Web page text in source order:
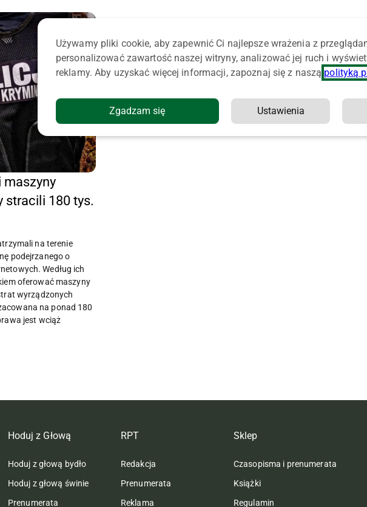
stracili 180 tys.
na terenie
podejrzanego o
Według ich
oferować maszyny
wyrządzonych
na ponad 180
jest wciąż
Hoduj z Głową
Hoduj z głową bydło
Hoduj z głową świnie
Prenumerata
RPT
Redakcja
Prenumerata
Reklama
Sklep
Czasopisma i prenumerata
Książki
Regulamin
Używamy pliki cookie, aby zapewnić Ci najlepsze wrażenia z
personalizować zawartość naszej witryny, analizować jej ruch i
reklamy. Aby uzyskać więcej informacji, zapoznaj się z naszą polityką
Zgadzam się Ustawienia